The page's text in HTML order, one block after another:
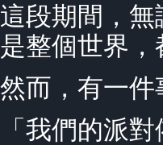
這段期間，
是整個世界
然而，有一
「我們的派